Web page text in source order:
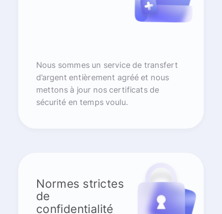
Nous sommes un service de transfert
d’argent entièrement agréé et nous
mettons à jour nos certificats de
sécurité en temps voulu.
Normes strictes
de
confidentialité